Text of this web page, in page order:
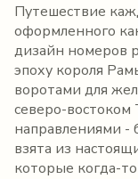
Путешествие
оформленного
дизайн номеров
эпоху короля
воротами для
северо-
направлениями -
взята из
которые когда-